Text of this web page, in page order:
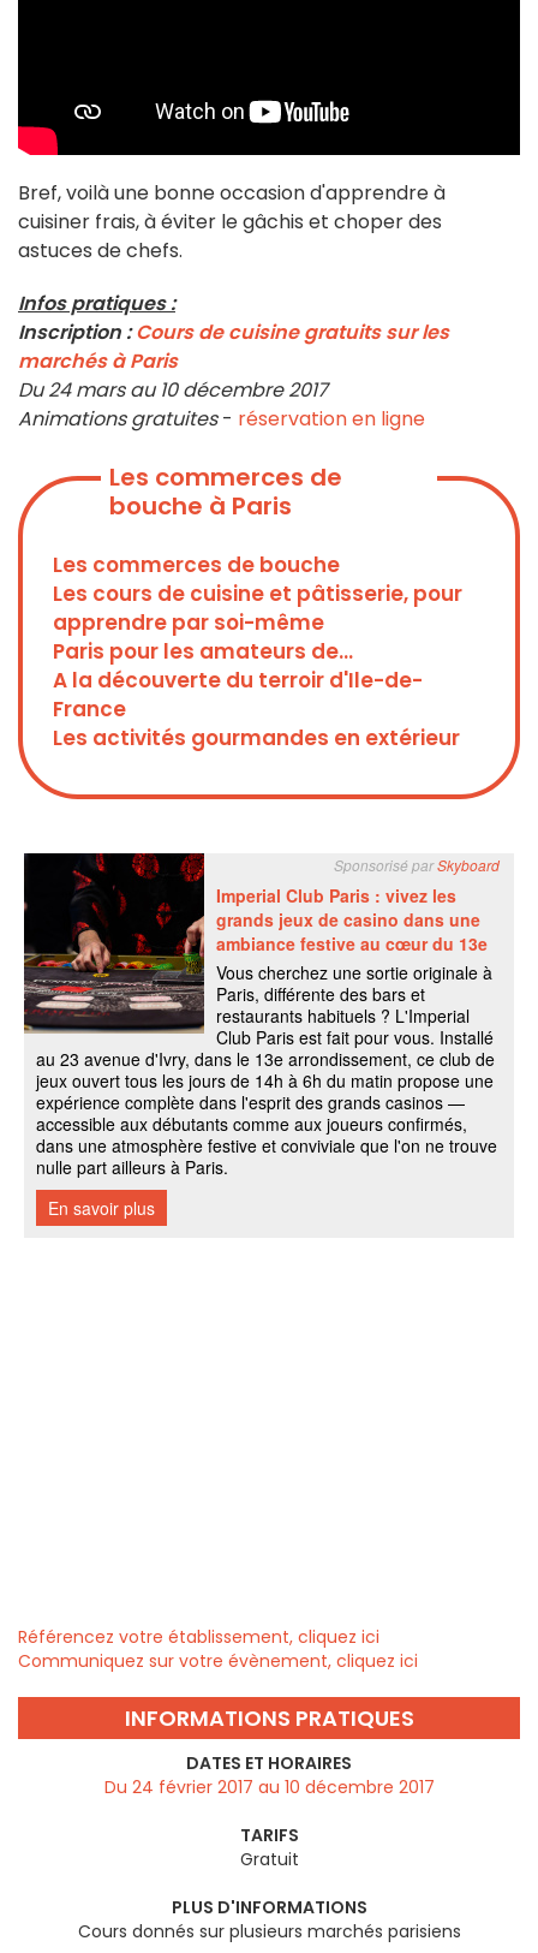
Bref, voilà une bonne occasion d'apprendre à
cuisiner frais, à éviter le gâchis et choper des
astuces de chefs.
Infos pratiques :
Inscription :Cours de cuisine gratuits sur les
marchés à Paris
Du 24 mars au 10 décembre 2017
Animations gratuites- réservation en ligne
Les commerces de
bouche à Paris
Les commerces de bouche
Les cours de cuisine et pâtisserie, pour
apprendre par soi-même
Paris pour les amateurs de...
A la découverte du terroir d'Ile-de-
France
Les activités gourmandes en extérieur
Référencez votre établissement, cliquez ici
Communiquez sur votre évènement, cliquez ici
INFORMATIONS PRATIQUES
DATES ET HORAIRES
Du 24 février 2017 au 10 décembre 2017
TARIFS
Gratuit
PLUS D'INFORMATIONS
Cours donnés sur plusieurs marchés parisiens